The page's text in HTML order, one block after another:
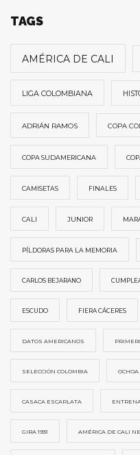
TAGS
AMÉRICA DE CALI
LIGA COLOMBIANA
ADRIÁN RAMOS COPA
COPA SUDAMERICANA
CAMISETAS FINALES
CALI JUNIOR
PÍLDORAS PARA LA MEMORIA
CARLOS BEJARANO
ESCUDO FIERA CÁCERES
DATOS AMERICANOS
SELECCIÓN COLOMBIA OCHOA
CASACA ESCARLATA
GIRA 1931 AMÉRICA DE CALI